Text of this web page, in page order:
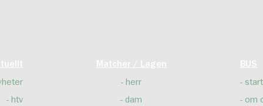
htv
Matcher / Lagen
herr
dam
BUS
start
om